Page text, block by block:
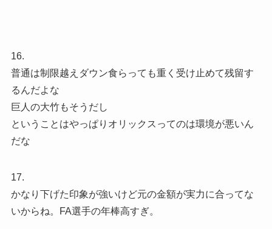
16.
普通は制限越えダウン食らっても重く受け止めて残留す
るんだよな
巨人の大竹もそうだし
ということはやっぱりオリックスってのは環境が悪いん
だな
17.
かなり下げた印象が強いけど元の金額が実力に合ってな
いからね。FA選手の年棒高すぎ。